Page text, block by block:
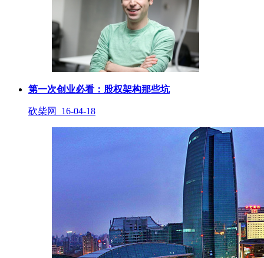
第一次创业必看：股权架构那些坑
砍柴网 16-04-18